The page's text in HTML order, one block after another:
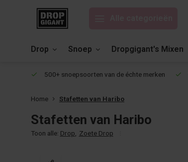
Drop Snoep Dropgigant's Mixen
500+ snoepsoorten van de échte merken
Home Stafetten van Haribo
Stafetten van Haribo
Toon alle: Drop Zoete Drop